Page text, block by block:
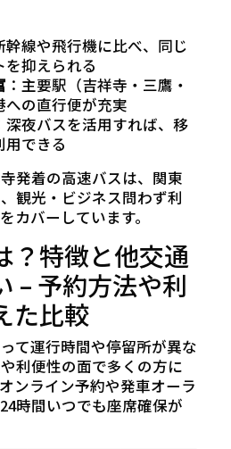
幹線や飛行機に比べ、同じ
抑えられる
：主要駅（吉祥寺・三鷹・
の直行便が充実
深夜バスを活用すれば、移
できる
発着の高速バスは、関東
観光・ビジネス問わず利
カバーしています。
？特徴と他交通
– 予約方法や利
た比較
て運行時間や停留所が異な
利便性の面で多くの方に
ンライン予約や発車オーラ
時間いつでも座席確保が